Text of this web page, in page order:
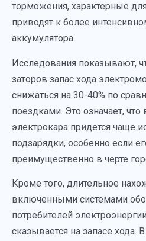
торможения, характерные
приводят к более
аккумулятора.
Исследования показывают,
заторов запас хода
снижаться на 30-40% по
поездками. Это означает, что
электрокара придется чаще
подзарядки, особенно если
преимущественно в черте
Кроме того, длительное
включенными системами
потребителей
сказывается на запасе хода.